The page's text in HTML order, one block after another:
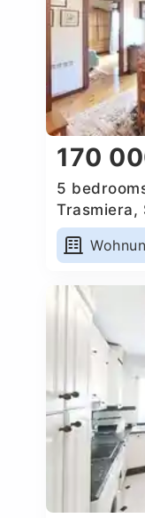
170
5
Trasmiera,